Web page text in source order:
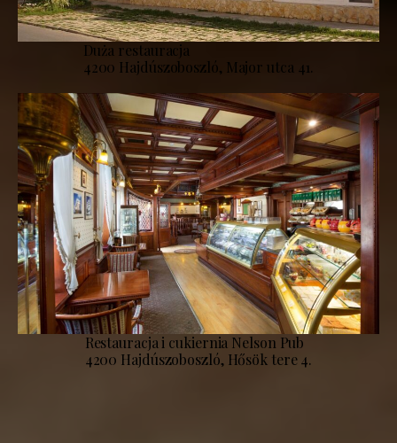
Duża restauracja
4200 Hajdúszoboszló, Major utca 41.
Restauracja i cukiernia Nelson Pub
4200 Hajdúszoboszló, Hősök tere 4.